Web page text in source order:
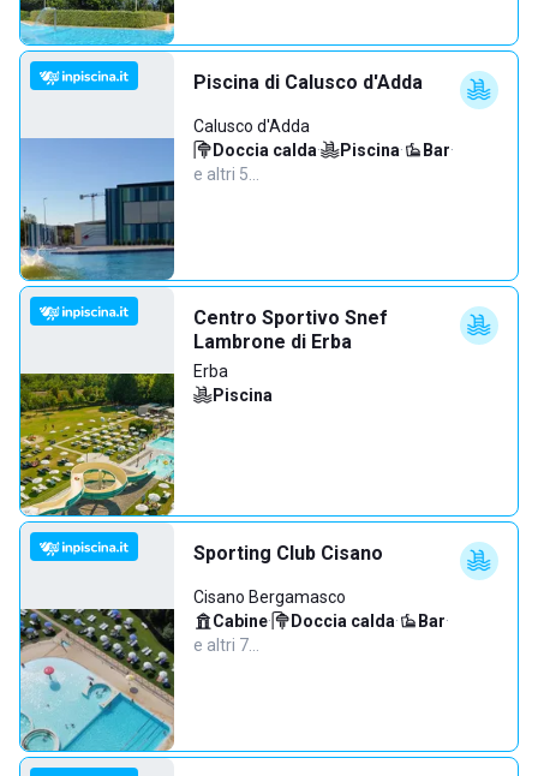
Piscina di Calusco d'Adda
Calusco d'Adda
Doccia calda· Piscina· Bar·
e altri 5…
Centro Sportivo Snef
Lambrone di Erba
Erba
Piscina
Sporting Club Cisano
Cisano Bergamasco
Cabine· Doccia calda· Bar·
e altri 7…